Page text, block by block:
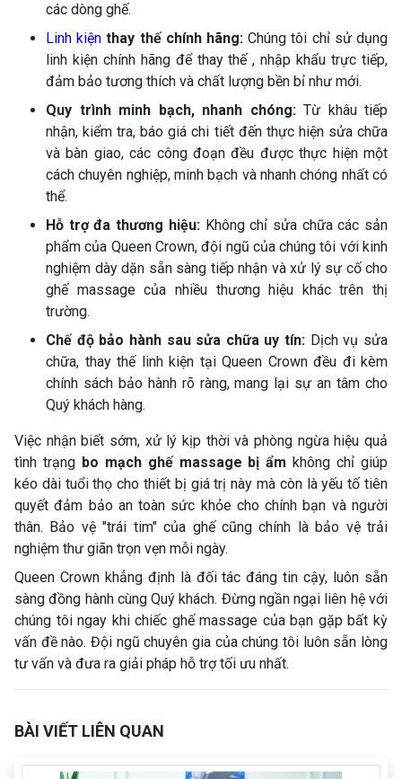
các dòng ghế.
Linh kiện thay thế chính hãng: Chúng tôi chỉ sử dụng
linh kiện chính hãng để thay thế , nhập khẩu trực tiếp,
đảm bảo tương thích và chất lượng bền bỉ như mới.
Quy trình minh bạch, nhanh chóng: Từ khâu tiếp
nhận, kiểm tra, báo giá chi tiết đến thực hiện sửa chữa
và bàn giao, các công đoạn đều được thực hiện một
cách chuyên nghiệp, minh bạch và nhanh chóng nhất có
thể.
Hỗ trợ đa thương hiệu:Không chỉ sửa chữa các sản
phẩm của Queen Crown, đội ngũ của chúng tôi với kinh
nghiệm dày dặn sẵn sàng tiếp nhận và xử lý sự cố cho
ghế massage của nhiều thương hiệu khác trên thị
trường.
Chế độ bảo hành sau sửa chữa uy tín: Dịch vụ sửa
chữa, thay thế linh kiện tại Queen Crown đều đi kèm
chính sách bảo hành rõ ràng, mang lại sự an tâm cho
Quý khách hàng.
Việc nhận biết sớm, xử lý kịp thời và phòng ngừa hiệu quả
tình trạng bo mạch ghế massage bị ẩm không chỉ giúp
kéo dài tuổi thọ cho thiết bị giá trị này mà còn là yếu tố tiên
quyết đảm bảo an toàn sức khỏe cho chính bạn và người
thân. Bảo vệ "trái tim" của ghế cũng chính là bảo vệ trải
nghiệm thư giãn trọn vẹn mỗi ngày.
Queen Crown khẳng định là đối tác đáng tin cậy, luôn sẵn
sàng đồng hành cùng Quý khách. Đừng ngần ngại liên hệ với
chúng tôi ngay khi chiếc ghế massage của bạn gặp bất kỳ
vấn đề nào. Đội ngũ chuyên gia của chúng tôi luôn sẵn lòng
tư vấn và đưa ra giải pháp hỗ trợ tối ưu nhất.
BÀI VIẾT LIÊN QUAN